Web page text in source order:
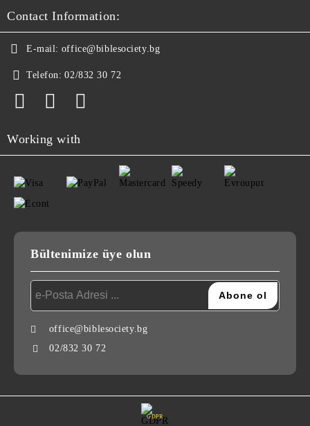
Contact Information:
E-mail: office@biblesociety.bg
Telefon: 02/832 30 72
Working with
Bültenimize üye olun
office@biblesociety.bg
02/832 30 72
GDPR